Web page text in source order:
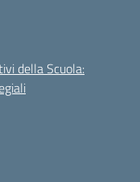
della Scuola: